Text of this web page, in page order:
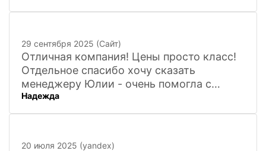
29 сентября 2025 (Сайт)
Отличная компания! Цены просто класс!
Отдельное спасибо хочу сказать
менеджеру Юлии - очень помогла с
покупкой и доставкой сувенирных
фигурок! Буду ждать новинок и покупать
Надежда
20 июля 2025 (yandex)